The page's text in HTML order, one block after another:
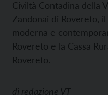
Civiltà Contadina della
Zandonai di Rovereto,
moderna e
Rovereto e la Cassa
Rovereto.
di redazione VT